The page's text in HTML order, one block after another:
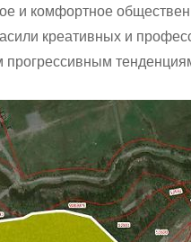
комфортное
креативных и